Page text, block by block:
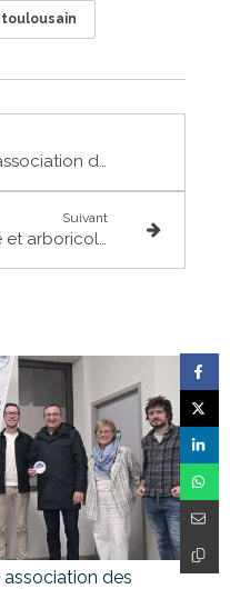
Rencontre avec l'association des commerçants de Merville
Suivant
Visite du domaine viticole et arboricole Château Binest à Bouloc
des